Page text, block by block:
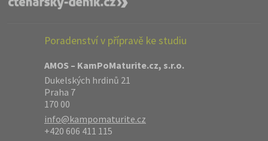
Poradenství v přípravě ke studiu
AMOS – KamPoMaturite.cz, s.r.o.
Dukelských hrdinů 21
Praha 7
170 00
info@kampomaturite.cz
+420 606 411 115